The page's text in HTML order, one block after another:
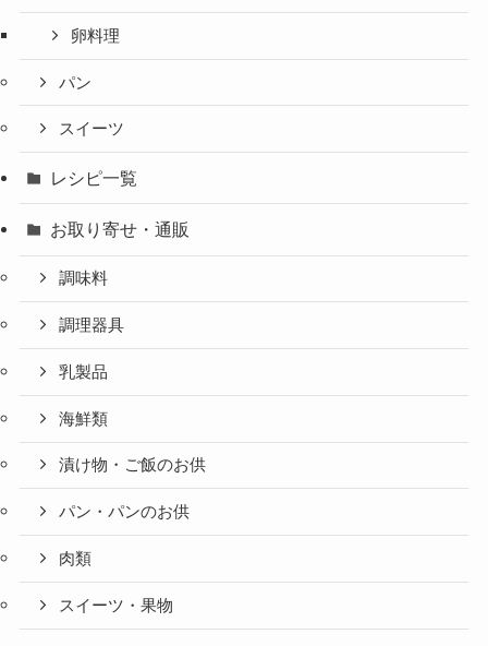
卵料理
パン
スイーツ
レシピ一覧
お取り寄せ・通販
調味料
調理器具
乳製品
海鮮類
漬け物・ご飯のお供
パン・パンのお供
肉類
スイーツ・果物